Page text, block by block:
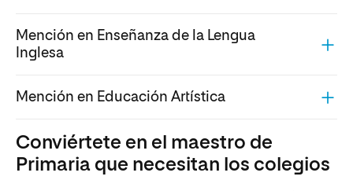
Mención en Enseñanza de la Lengua
Inglesa
Mención en Educación Artística
Conviértete en el maestro de
Primaria que necesitan los colegios